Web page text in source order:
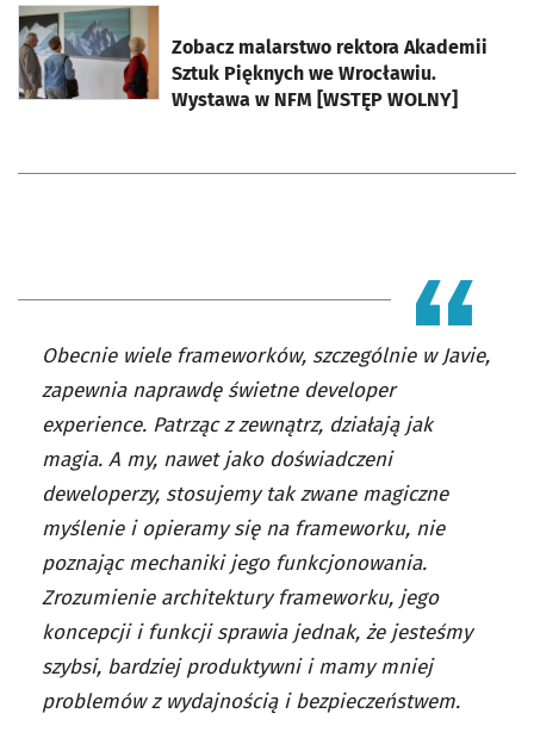
Zobacz malarstwo rektora Akademii
Sztuk Pięknych we Wrocławiu.
Wystawa w NFM [WSTĘP WOLNY]
otworzy się w nowej karcie
Obecnie wiele frameworków, szczególnie w Javie,
zapewnia naprawdę świetne developer
experience. Patrząc z zewnątrz, działają jak
magia. A my, nawet jako doświadczeni
deweloperzy, stosujemy tak zwane magiczne
myślenie i opieramy się na frameworku, nie
poznając mechaniki jego funkcjonowania.
Zrozumienie architektury frameworku, jego
koncepcji i funkcji sprawia jednak, że jesteśmy
szybsi, bardziej produktywni i mamy mniej
problemów z wydajnością i bezpieczeństwem.